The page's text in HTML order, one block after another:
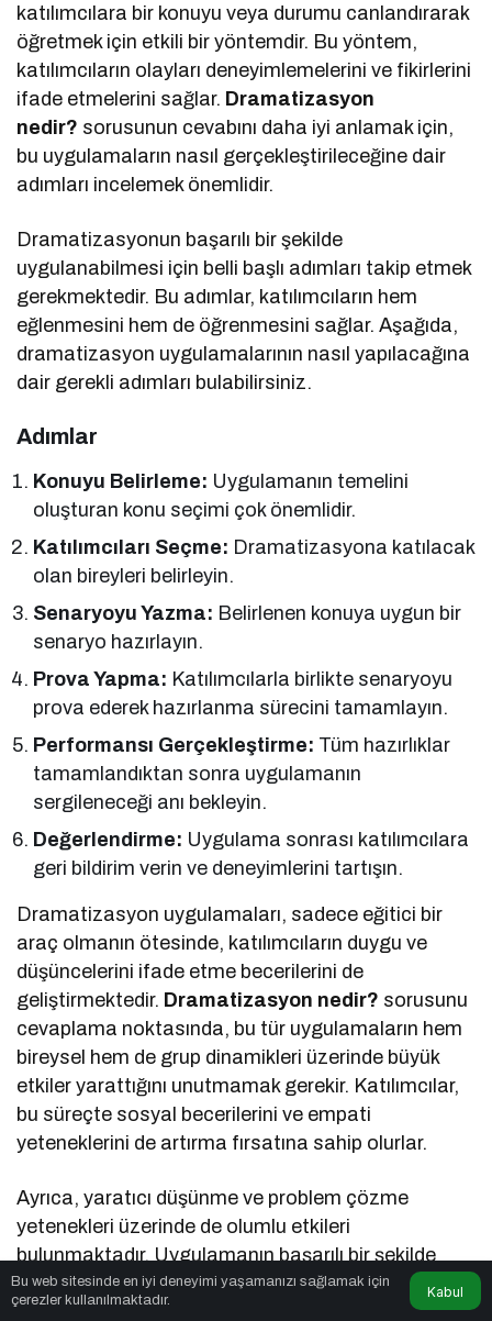
katılımcılara bir konuyu veya durumu canlandırarak
öğretmek için etkili bir yöntemdir. Bu yöntem,
katılımcıların olayları deneyimlemelerini ve fikirlerini
ifade etmelerini sağlar. Dramatizasyon
nedir? sorusunun cevabını daha iyi anlamak için,
bu uygulamaların nasıl gerçekleştirileceğine dair
adımları incelemek önemlidir.
Dramatizasyonun başarılı bir şekilde
uygulanabilmesi için belli başlı adımları takip etmek
gerekmektedir. Bu adımlar, katılımcıların hem
eğlenmesini hem de öğrenmesini sağlar. Aşağıda,
dramatizasyon uygulamalarının nasıl yapılacağına
dair gerekli adımları bulabilirsiniz.
Adımlar
Konuyu Belirleme: Uygulamanın temelini
oluşturan konu seçimi çok önemlidir.
Katılımcıları Seçme: Dramatizasyona katılacak
olan bireyleri belirleyin.
Senaryoyu Yazma: Belirlenen konuya uygun bir
senaryo hazırlayın.
Prova Yapma: Katılımcılarla birlikte senaryoyu
prova ederek hazırlanma sürecini tamamlayın.
Performansı Gerçekleştirme: Tüm hazırlıklar
tamamlandıktan sonra uygulamanın
sergileneceği anı bekleyin.
Değerlendirme: Uygulama sonrası katılımcılara
geri bildirim verin ve deneyimlerini tartışın.
Dramatizasyon uygulamaları, sadece eğitici bir
araç olmanın ötesinde, katılımcıların duygu ve
düşüncelerini ifade etme becerilerini de
geliştirmektedir. Dramatizasyon nedir? sorusunu
cevaplama noktasında, bu tür uygulamaların hem
bireysel hem de grup dinamikleri üzerinde büyük
etkiler yarattığını unutmamak gerekir. Katılımcılar,
bu süreçte sosyal becerilerini ve empati
yeteneklerini de artırma fırsatına sahip olurlar.
Ayrıca, yaratıcı düşünme ve problem çözme
yetenekleri üzerinde de olumlu etkileri
bulunmaktadır. Uygulamanın başarılı bir şekilde
sonuçlanması, katılımcıların bu deneyimden ne
derece faydalandığına bağlıdır. Dolayısıyla,
Bu web sitesinde en iyi deneyimi yaşamanızı sağlamak için
çerezler kullanılmaktadır.
Kabul